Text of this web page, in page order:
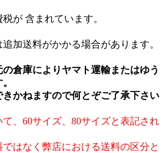
が 含まれています。
加送料がかかる場合があります。
倉庫によりヤマト運輸またはゆう
きかねますので何とぞご了承下さい
て、60サイズ、80サイズと表記され
はなく弊店における送料の区分と